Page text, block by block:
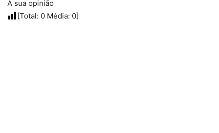
A sua opinião
[Total: 0 Média: 0]